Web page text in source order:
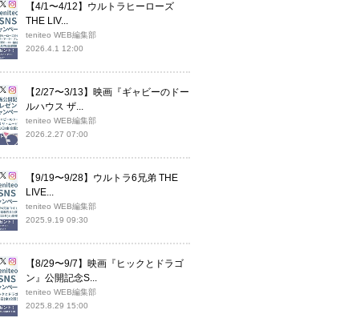
【4/1〜4/12】ウルトラヒーローズ
THE LIV...
teniteo WEB編集部
2026.4.1 12:00
【2/27〜3/13】映画『ギャビーのドー
ルハウス ザ...
teniteo WEB編集部
2026.2.27 07:00
【9/19〜9/28】ウルトラ6兄弟 THE
LIVE...
teniteo WEB編集部
2025.9.19 09:30
【8/29〜9/7】映画『ヒックとドラゴ
ン』公開記念S...
teniteo WEB編集部
2025.8.29 15:00